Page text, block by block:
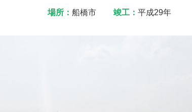
場所： 船橋市 竣工： 平成29年